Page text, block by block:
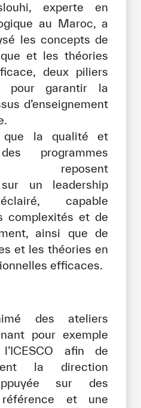
l’ICESCO
Tous droits réservés.
d’utilisation
confidentialité
concernant l’IA
responsabilité
experte en
au Maroc, a
les concepts de
et les théories
deux piliers
pour garantir la
d’enseignement
que la qualité et
programmes
reposent
un leadership
capable
complexités et de
ainsi que de
et les théories en
efficaces.
des ateliers
pour exemple
afin de
la direction
sur des
et une